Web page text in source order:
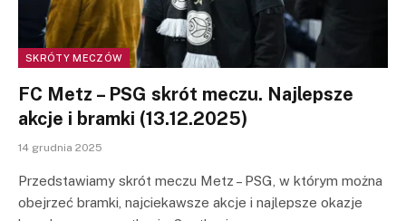
SKRÓTY MECZÓW
FC Metz – PSG skrót meczu. Najlepsze
akcje i bramki (13.12.2025)
14 grudnia 2025
Przedstawiamy skrót meczu Metz – PSG, w którym można
obejrzeć bramki, najciekawsze akcje i najlepsze okazje